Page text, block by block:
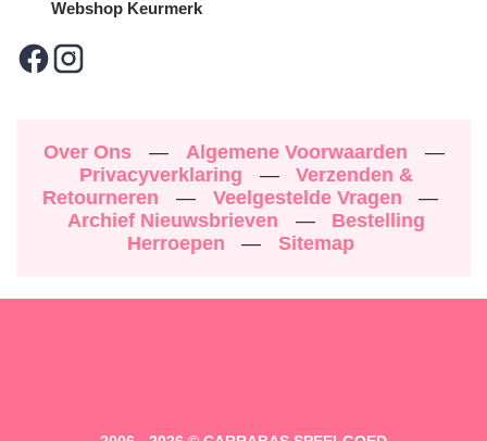
Webshop Keurmerk
Over Ons — Algemene Voorwaarden
—
Privacyverklaring
—
Verzenden &
Retourneren
— Veelgestelde Vragen
—
Archief Nieuwsbrieven
—
Bestelling
Herroepen
— Sitemap